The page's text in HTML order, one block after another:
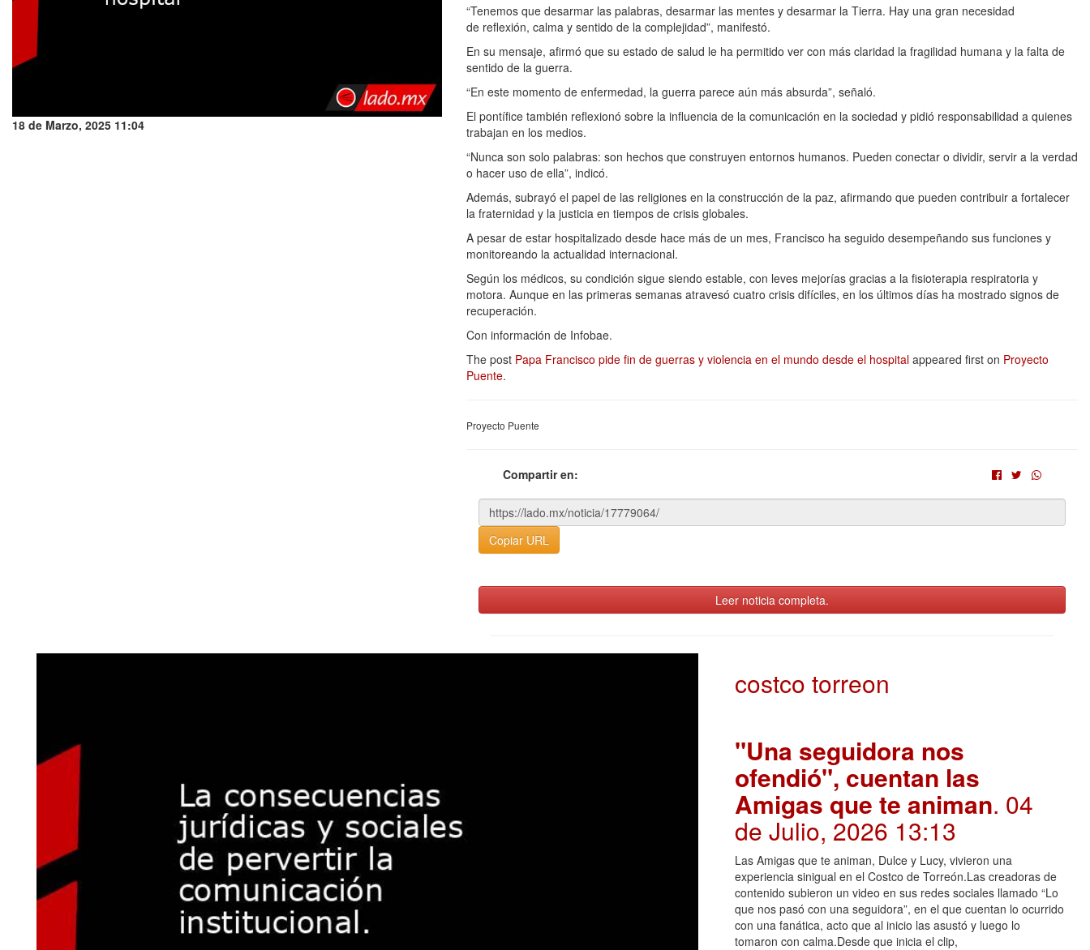
18 de Marzo, 2025 11:04
“Tenemos que desarmar las palabras, desarmar las mentes y desarmar la Tierra. Hay una gran necesidad
de reflexión, calma y sentido de la complejidad”, manifestó.
En su mensaje, afirmó que su estado de salud le ha permitido ver con más claridad la fragilidad humana y la falta de
sentido de la guerra.
“En este momento de enfermedad, la guerra parece aún más absurda”, señaló.
El pontífice también reflexionó sobre la influencia de la comunicación en la sociedad y pidió responsabilidad a quienes
trabajan en los medios.
“Nunca son solo palabras: son hechos que construyen entornos humanos. Pueden conectar o dividir, servir a la verdad
o hacer uso de ella”, indicó.
Además, subrayó el papel de las religiones en la construcción de la paz, afirmando que pueden contribuir a fortalecer
la fraternidad y la justicia en tiempos de crisis globales.
A pesar de estar hospitalizado desde hace más de un mes, Francisco ha seguido desempeñando sus funciones y
monitoreando la actualidad internacional.
Según los médicos, su condición sigue siendo estable, con leves mejorías gracias a la fisioterapia respiratoria y
motora. Aunque en las primeras semanas atravesó cuatro crisis difíciles, en los últimos días ha mostrado signos de
recuperación.
Con información de Infobae.
The post Papa Francisco pide fin de guerras y violencia en el mundo desde el hospital appeared first on Proyecto
Puente.
Proyecto Puente
Compartir en:
Copiar URL
Leer noticia completa.
costco torreon
"Una seguidora nos
ofendió", cuentan las
Amigas que te animan. 04
de Julio, 2026 13:13
Las Amigas que te animan, Dulce y Lucy, vivieron una
experiencia sinigual en el Costco de Torreón.Las creadoras de
contenido subieron un video en sus redes sociales llamado “Lo
que nos pasó con una seguidora”, en el que cuentan lo ocurrido
con una fanática, acto que al inicio las asustó y luego lo
tomaron con calma.Desde que inicia el clip,